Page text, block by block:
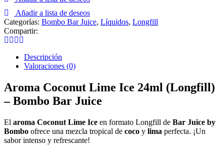
24ml
(Longfill)
-
Bombo
Bar
Juice
cantidad
Añadir a lista de deseos
Categorías: Bombo Bar Juice, Líquidos, Longfill
Compartir:
Descripción
Valoraciones (0)
Aroma Coconut Lime Ice 24ml (Longfill)
– Bombo Bar Juice
El aroma Coconut Lime Ice en formato Longfill de Bar Juice by
Bombo ofrece una mezcla tropical de coco y lima perfecta. ¡Un
sabor intenso y refrescante!